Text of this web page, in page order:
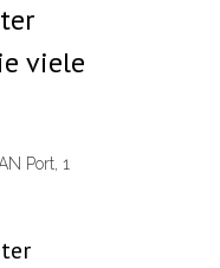
viele
Port, 1